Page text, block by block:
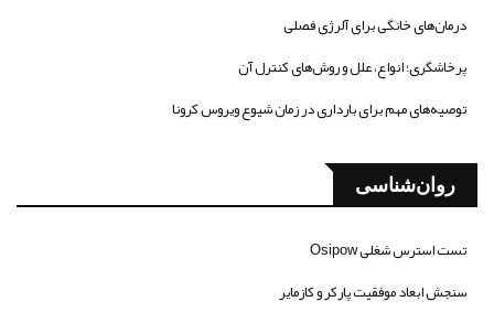
درمان‌های خانگی برای آلرژی فصلی
پرخاشگری؛ انواع، علل و روش‌های کنترل آن
توصیه‌های مهم برای بارداری در زمان شیوع ویروس کرونا
روان‌شناسی
تست استرس شغلی Osipow
سنجش ابعاد موفقیت پارکر و کازمایر